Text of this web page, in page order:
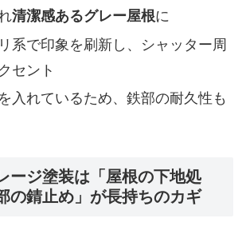
清潔感あるグレー屋根に
系で印象を刷新し、シャッター周
セント
入れているため、鉄部の耐久性も
ージ塗装は「屋根の下地処
の錆止め」が長持ちのカギ